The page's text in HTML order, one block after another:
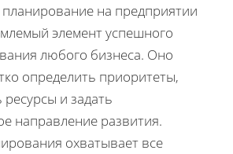
на предприятии
элемент успешного
любого бизнеса. Оно
определить приоритеты,
и задать
направление развития.
охватывает все